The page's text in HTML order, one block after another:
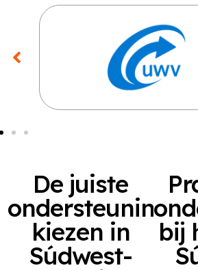
De juiste
ondersteuning
kiezen in
Súdwest-
bij